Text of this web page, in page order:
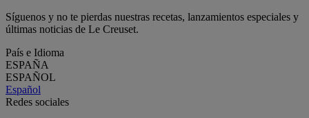
Síguenos y no te pierdas nuestras recetas, lanzamientos especiales y
últimas noticias de Le Creuset.
País e Idioma
ESPAÑA
ESPAÑOL
Español
Redes sociales